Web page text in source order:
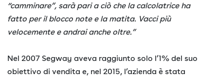
“camminare”, sarà pari a ciò che la calcolatrice ha
fatto per il blocco note e la matita. Vacci più
velocemente e andrai anche oltre.”
Nel 2007 Segway aveva raggiunto solo l’1% del suo
obiettivo di vendita e, nel 2015, l’azienda è stata